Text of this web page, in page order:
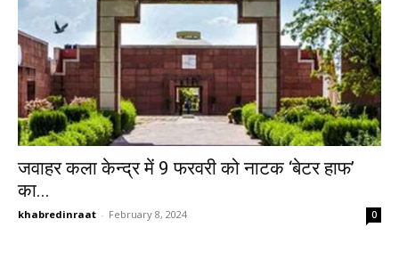
जवाहर कला केन्द्र में 9 फरवरी को नाटक ‘बेटर हाफ’
का...
khabredinraat - February 8, 2024 0